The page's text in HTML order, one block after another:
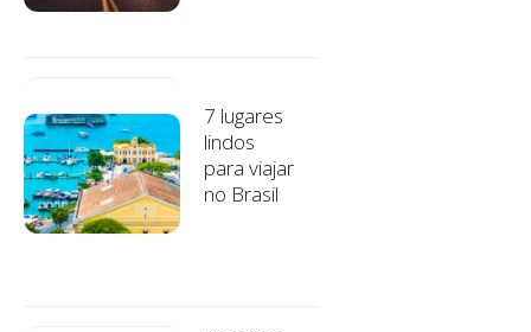
7 lugares
lindos
para viajar
no Brasil